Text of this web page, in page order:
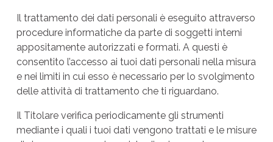
Il trattamento dei dati personali è eseguito attraverso
procedure informatiche da parte di soggetti interni
appositamente autorizzati e formati. A questi è
consentito l’accesso ai tuoi dati personali nella misura
e nei limiti in cui esso è necessario per lo svolgimento
delle attività di trattamento che ti riguardano.
Il Titolare verifica periodicamente gli strumenti
mediante i quali i tuoi dati vengono trattati e le misure